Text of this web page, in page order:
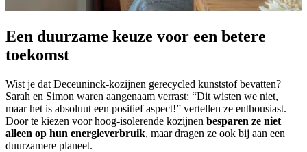
Een duurzame keuze voor een betere
toekomst
Wist je dat Deceuninck-kozijnen gerecycled kunststof bevatten?
Sarah en Simon waren aangenaam verrast: “Dit wisten we niet,
maar het is absoluut een positief aspect!” vertellen ze enthousiast.
Door te kiezen voor hoog-isolerende kozijnen besparen ze niet
alleen op hun energieverbruik, maar dragen ze ook bij aan een
duurzamere planeet.